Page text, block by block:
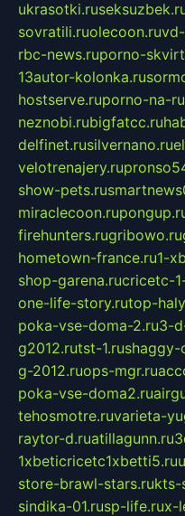
ukrasotki.ru
sovratili.ruolecoon.ru
rbc-news.ruporno-
13autor-kolonka.ru
hostserve.ruporno-na-
neznobi.rubigfatcc.ru
delfinet.rusilvernano.ru
velotrenajery.ru
show-pets.ru
miraclecoon.ru
firehunters.rugribowo.ru
hometown-france.ru1-
shop-garena.rucricetc-
one-life-story.rutop-
poka-vse-doma-2.ru3-
g2012.rutst-1.rushaggy-
g-2012.ruops-mgr.ru
poka-vse-doma2.ru
tehosmotre.ruvarieta-
raytor-d.ruatillagunn.ru
1xbeticricetc1xbetti5.ru
store-brawl-stars.rukts-
sindika-01.rusp-life.rux-